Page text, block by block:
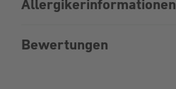
Allergikerinformationen
Bewertungen